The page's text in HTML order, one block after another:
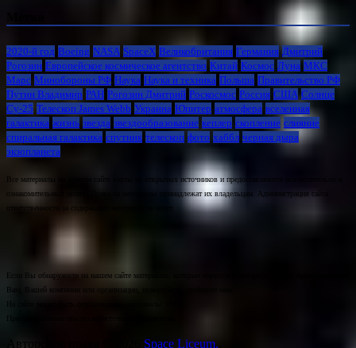
2020-й год Boeing NASA SpaceX Великобритания Германия Дмитрий
Рогозин Европейское космическое агентство Китай Космос Луна МКС
Марс Минoбороны РФ Наука Наука и техника Польша Правительство РФ
Путин Владимир РАН Рогозин Дмитрий Роскосмос Россия США Солнце
Су-25 Телескоп James Webb Украина Юпитер атмосфера вселенная
галактика жизнь звезда звездообразование кеплер скопление слияние
спиральная галактика спутник телескоп фото хаббл черная дыра
экзопланета
Все материалы на данном сайте взяты из открытых источников и предоставляются исключительно в
ознакомительных целях. Права на материалы принадлежат их владельцам. Администрация сайта
ответственности за содержание материала не несет.
Если Вы обнаружили на нашем сайте материалы, которые нарушают авторские права, принадлежащие
Вам, Вашей компании или организации, пожалуйста, сообщите нам.
На сайте могут быть опубликованы материалы 18+!
При цитировании ссылка на источник обязательна.
Авторские права © 2026 Space Liceum.